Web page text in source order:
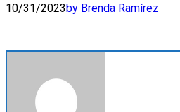
10/31/2023by Brenda Ramírez